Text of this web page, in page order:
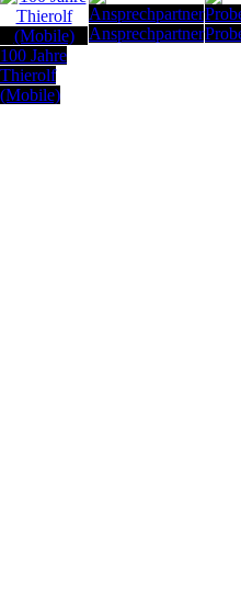
100 Jahre
Thierolf
(Mobile)
Ansprechpartner